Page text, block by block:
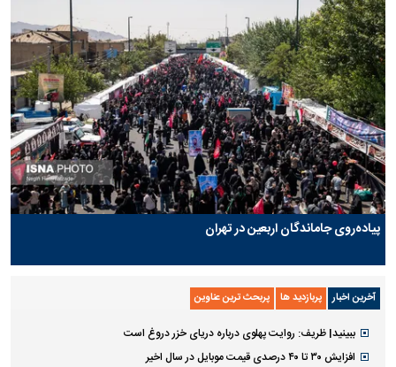
پیاده‌روی جاماندگان اربعین در تهران
آخرین اخبار پربازدید ها پربحث ترین عناوین
ببینید| ظریف: روایت پهلوی درباره دریای خزر دروغ است
افزایش ۳۰ تا ۴۰ درصدی قیمت موبایل در سال اخیر